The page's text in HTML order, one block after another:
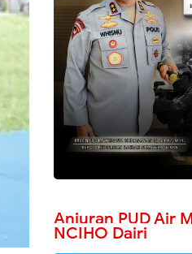
Anjuran PUD Air
NCIHO Dairi